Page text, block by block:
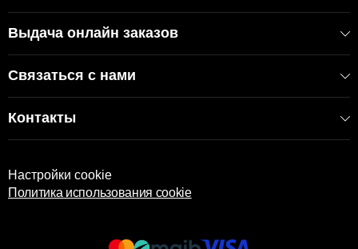
Выдача онлайн заказов
Связаться с нами
Контакты
Настройки cookie
Политика использования cookie